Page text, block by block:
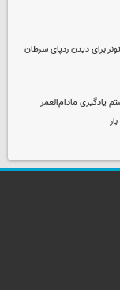
برای دیدن ردپای سرطان